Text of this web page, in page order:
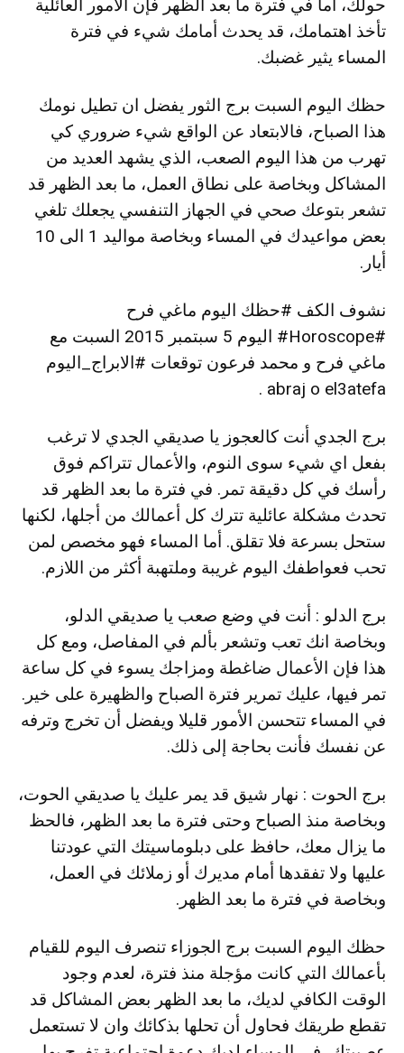
حولك، اما في فترة ما بعد الظهر فإن الامور العائلية
تأخذ اهتمامك، قد يحدث أمامك شيء في فترة
المساء يثير غضبك.
حظك اليوم السبت برج الثور يفضل ان تطيل نومك
هذا الصباح، فالابتعاد عن الواقع شيء ضروري كي
تهرب من هذا اليوم الصعب، الذي يشهد العديد من
المشاكل وبخاصة على نطاق العمل، ما بعد الظهر قد
تشعر بتوعك صحي في الجهاز التنفسي يجعلك تلغي
بعض مواعيدك في المساء وبخاصة مواليد 1 الى 10
أيار.
نشوف الكف #حظك اليوم ماغي فرح
#Horoscope# اليوم 5 سبتمبر 2015 السبت مع
ماغي فرح و محمد فرعون توقعات #الابراج_اليوم
abraj o el3atefa .
برج الجدي أنت كالعجوز يا صديقي الجدي لا ترغب
بفعل اي شيء سوى النوم، والأعمال تتراكم فوق
رأسك في كل دقيقة تمر. في فترة ما بعد الظهر قد
تحدث مشكلة عائلية تترك كل أعمالك من أجلها، لكنها
ستحل بسرعة فلا تقلق. أما المساء فهو مخصص لمن
تحب فعواطفك اليوم غريبة وملتهبة أكثر من اللازم.
برج الدلو : أنت في وضع صعب يا صديقي الدلو،
وبخاصة انك تعب وتشعر بألم في المفاصل، ومع كل
هذا فإن الأعمال ضاغطة ومزاجك يسوء في كل ساعة
تمر فيها، عليك تمرير فترة الصباح والظهيرة على خير.
في المساء تتحسن الأمور قليلا ويفضل أن تخرج وترفه
عن نفسك فأنت بحاجة إلى ذلك.
برج الحوت : نهار شيق قد يمر عليك يا صديقي الحوت،
وبخاصة منذ الصباح وحتى فترة ما بعد الظهر، فالحظ
ما يزال معك، حافظ على دبلوماسيتك التي عودتنا
عليها ولا تفقدها أمام مديرك أو زملائك في العمل،
وبخاصة في فترة ما بعد الظهر.
حظك اليوم السبت برج الجوزاء تنصرف اليوم للقيام
بأعمالك التي كانت مؤجلة منذ فترة، لعدم وجود
الوقت الكافي لديك، ما بعد الظهر بعض المشاكل قد
تقطع طريقك فحاول أن تحلها بذكائك وان لا تستعمل